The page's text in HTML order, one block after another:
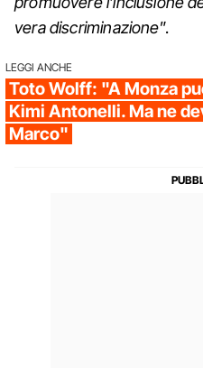
vera discriminazione”.
LEGGI ANCHE
Toto Wolff: "A Monza
Kimi Antonelli. Ma ne
Marco"